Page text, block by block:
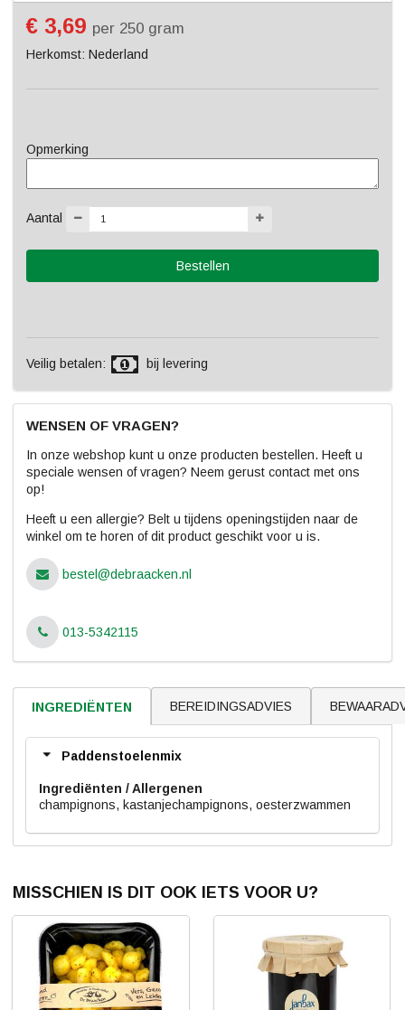
€ 3,69 per 250 gram
Herkomst: Nederland
Opmerking
Aantal
Veilig betalen: bij levering
WENSEN OF VRAGEN?
In onze webshop kunt u onze producten bestellen. Heeft u
speciale wensen of vragen? Neem gerust contact met ons
op!
Heeft u een allergie? Belt u tijdens openingstijden naar de
winkel om te horen of dit product geschikt voor u is.
bestel@debraacken.nl
013-5342115
INGREDIËNTEN BEREIDINGSADVIES
Paddenstoelenmix
Ingrediënten
champignons, kastanjechampignons, oesterzwammen
MISSCHIEN IS DIT OOK IETS VOOR U?